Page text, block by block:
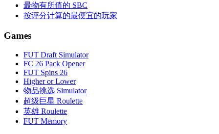
最物有所值的 SBC
按评分计算的最便宜的玩家
Games
FUT Draft Simulator
FC 26 Pack Opener
FUT Spins 26
Higher or Lower
物品挑选 Simulator
超级巨星 Roulette
英雄 Roulette
FUT Memory